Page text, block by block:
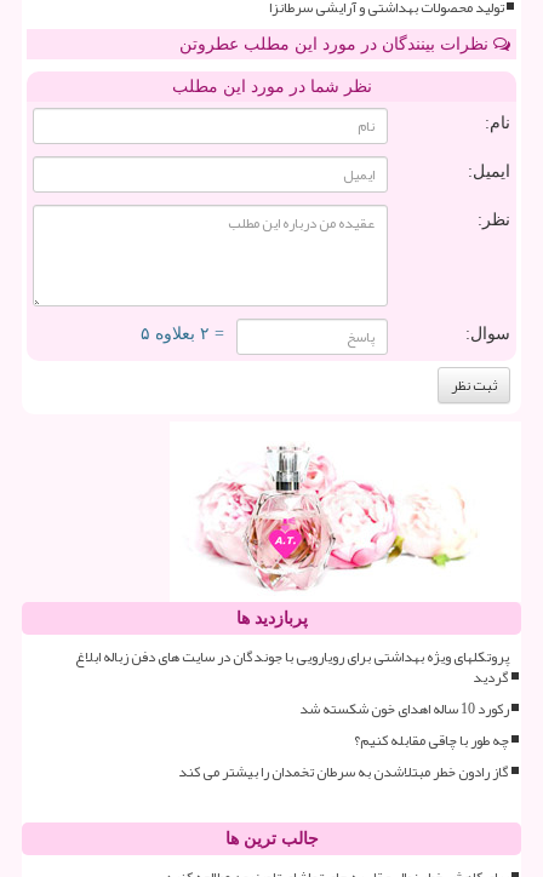
تولید محصولات بهداشتی و آرایشی سرطانزا
نظرات بینندگان در مورد این مطلب عطروتن
نظر شما در مورد این مطلب
نام:
ایمیل:
نظر:
سوال: = ۲ بعلاوه ۵
پربازدید ها
پروتکلهای ویژه بهداشتی برای رویارویی با جوندگان در سایت های دفن زباله ابلاغ
گردید
رکورد 10 ساله اهدای خون شکسته شد
چه طور با چاقی مقابله کنیم؟
گاز رادون خطر مبتلاشدن به سرطان تخمدان را بیشتر می کند
جالب ترین ها